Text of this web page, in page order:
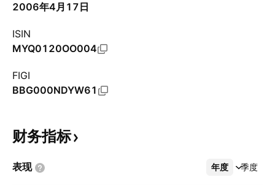
2006年4月17日
ISIN
MYQ0120OO004
FIGI
BBG000NDYW61
财务指标
表现 年度 季度
更多